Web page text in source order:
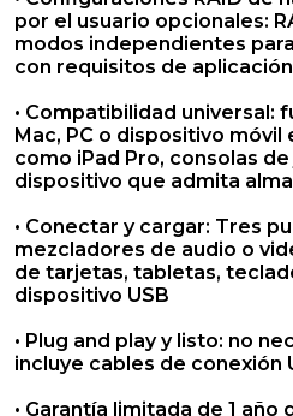
por el usuario opcionales:
modos independientes
con requisitos de
• Compatibilidad universal:
Mac, PC o dispositivo móvil
como iPad Pro, consolas
dispositivo que admita
• Conectar y cargar: Tres
mezcladores de audio o
de tarjetas, tabletas,
dispositivo USB
• Plug and play y listo: no
incluye cables de conexión
• Garantía limitada de 1 año